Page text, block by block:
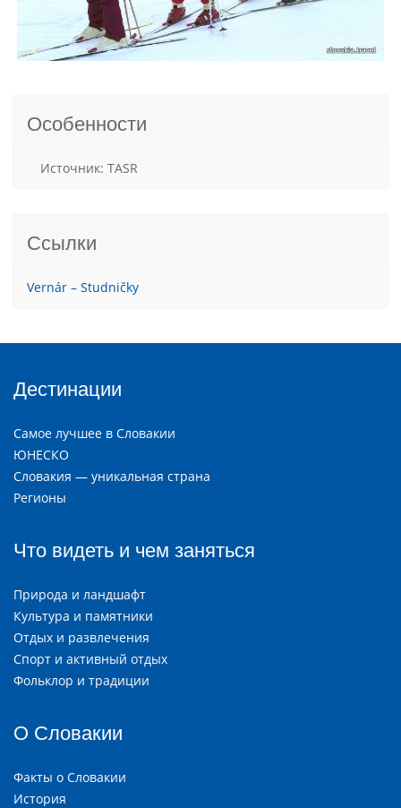
Особенности
Источник: TASR
Ссылки
Vernár – Studničky
Дестинации
Самое лучшее в Словакии
ЮНЕСКО
Словакия — уникальная страна
Регионы
Что видеть и чем заняться
Природа и ландшафт
Культура и памятники
Отдых и развлечения
Спорт и активный отдых
Фольклор и традиции
О Словакии
Факты о Словакии
История